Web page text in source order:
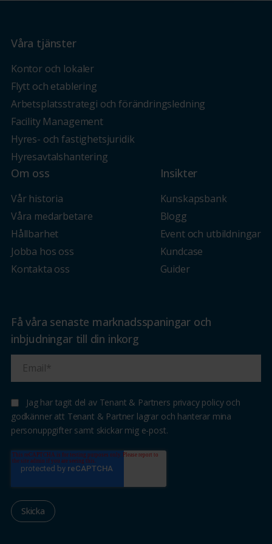
Våra tjänster
Kontor och lokaler
Flytt och etablering
Arbetsplatsstrategi och förändringsledning
Facility Management
Hyres- och fastighetsjuridik
Hyresavtalshantering
Om oss
Vår historia
Våra medarbetare
Hållbarhet
Jobba hos oss
Kontakta oss
Insikter
Kunskapsbank
Blogg
Event och utbildningar
Kundcase
Guider
Få våra senaste marknadsspaningar och
inbjudningar till din inkorg
Jag har tagit del av Tenant & Partners privacy policy och
godkänner att Tenant & Partner lagrar och hanterar mina
personuppgifter samt skickar mig e-post.